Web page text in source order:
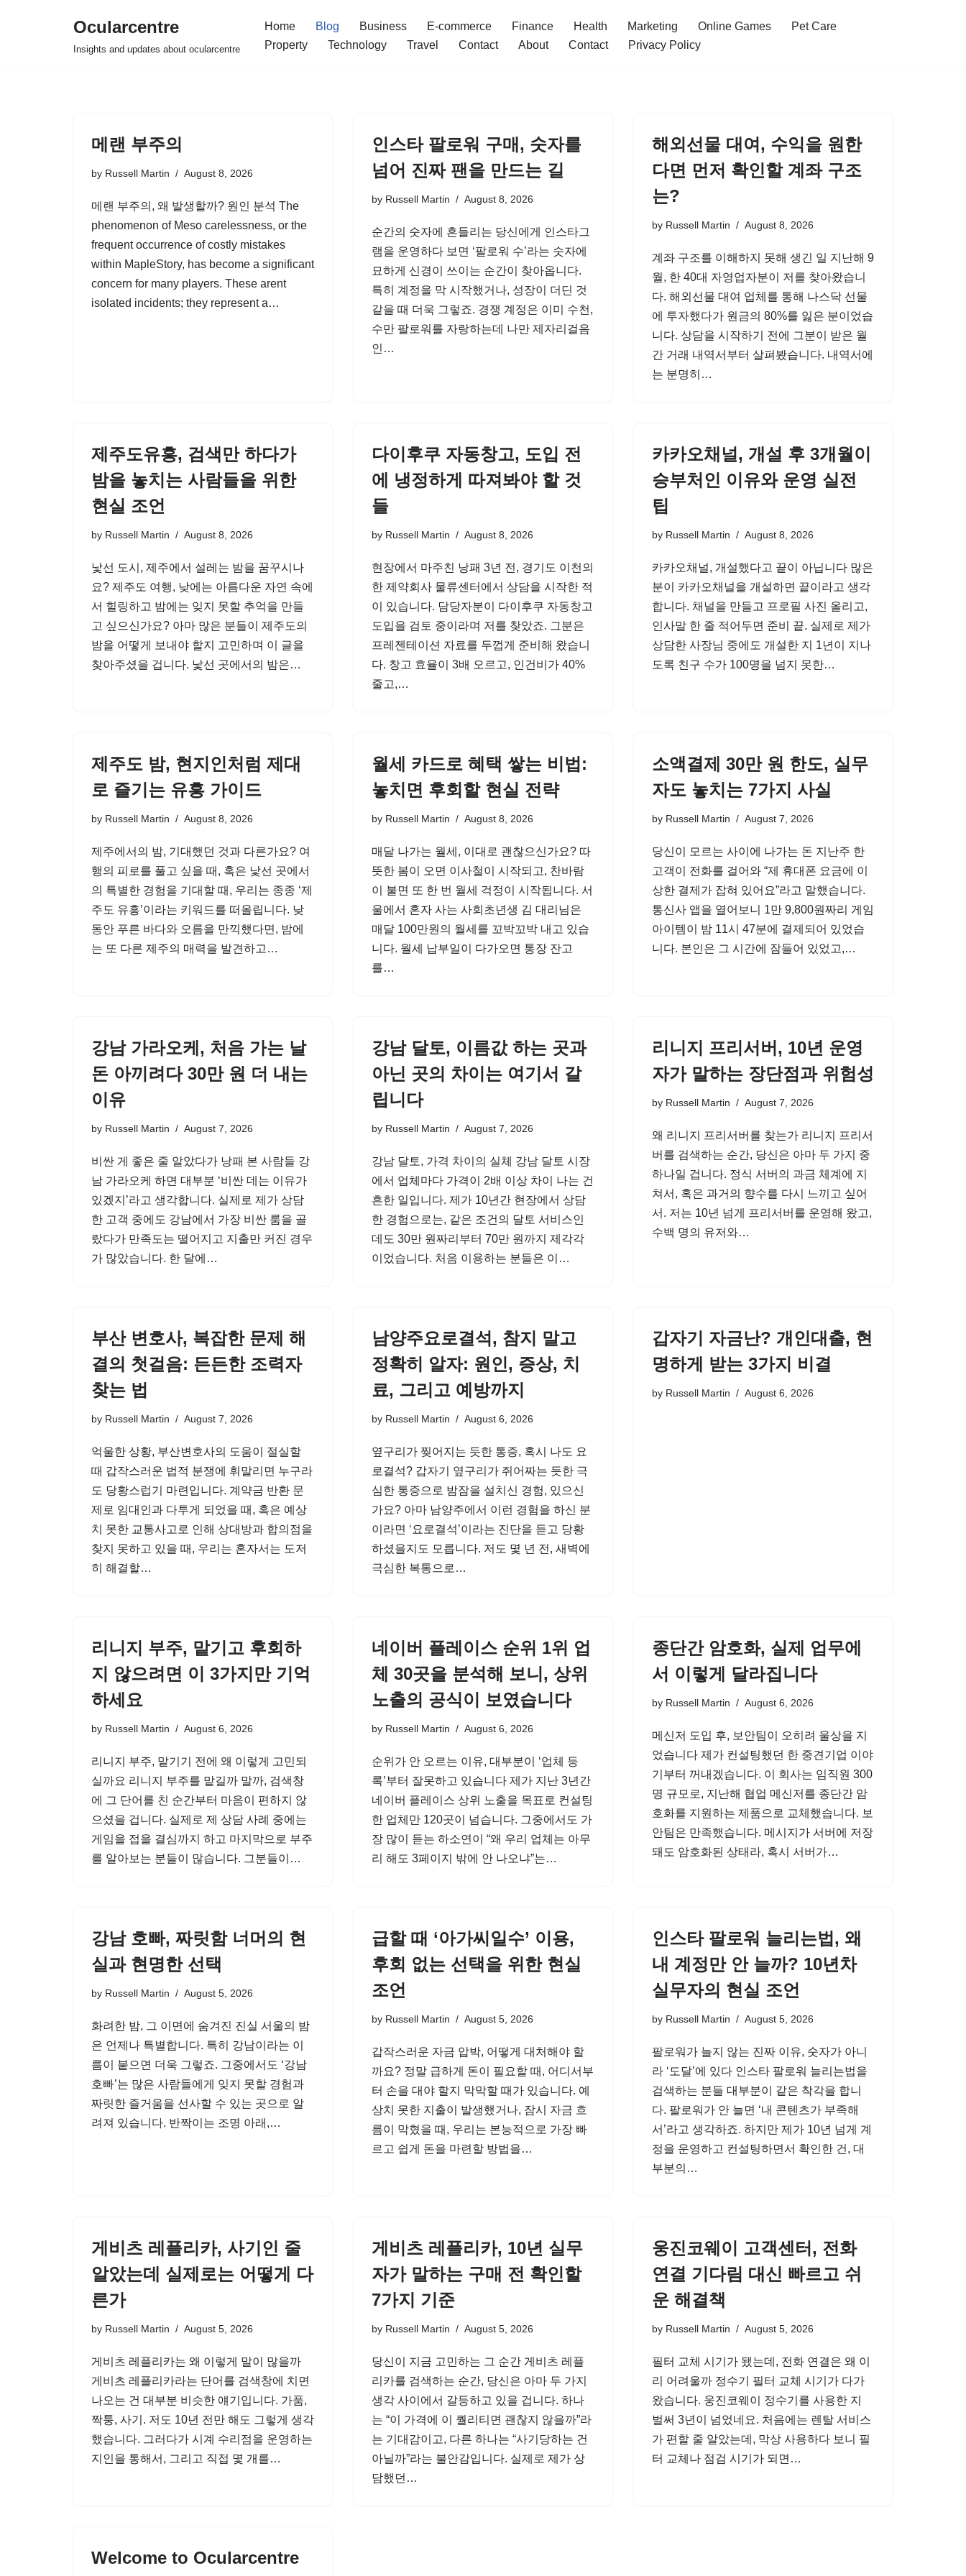
Ocularcentre
Insights and updates about ocularcentre
Home Blog Business E-commerce Finance Health Marketing Online Games
Pet Care
Property
Technology Travel Contact About Contact Privacy Policy
메랜 부주의
by Russell Martin August 8, 2026
메랜 부주의, 왜 발생할까? 원인 분석 The
phenomenon of Meso carelessness, or the
frequent occurrence of costly mistakes
within MapleStory, has become a significant
concern for many players. These arent
isolated incidents; they represent a…
인스타 팔로워 구매, 숫자를
넘어 진짜 팬을 만드는 길
by Russell Martin August 8, 2026
순간의 숫자에 흔들리는 당신에게 인스타그
램을 운영하다 보면 ‘팔로워 수’라는 숫자에
묘하게 신경이 쓰이는 순간이 찾아옵니다.
특히 계정을 막 시작했거나, 성장이 더딘 것
같을 때 더욱 그렇죠. 경쟁 계정은 이미 수천,
수만 팔로워를 자랑하는데 나만 제자리걸음
인…
해외선물 대여, 수익을 원한
다면 먼저 확인할 계좌 구조
는?
by Russell Martin August 8, 2026
계좌 구조를 이해하지 못해 생긴 일 지난해 9
월, 한 40대 자영업자분이 저를 찾아왔습니
다. 해외선물 대여 업체를 통해 나스닥 선물
에 투자했다가 원금의 80%를 잃은 분이었습
니다. 상담을 시작하기 전에 그분이 받은 월
간 거래 내역서부터 살펴봤습니다. 내역서에
는 분명히…
제주도유흥, 검색만 하다가
밤을 놓치는 사람들을 위한
현실 조언
by Russell Martin August 8, 2026
낯선 도시, 제주에서 설레는 밤을 꿈꾸시나
요? 제주도 여행, 낮에는 아름다운 자연 속에
서 힐링하고 밤에는 잊지 못할 추억을 만들
고 싶으신가요? 아마 많은 분들이 제주도의
밤을 어떻게 보내야 할지 고민하며 이 글을
찾아주셨을 겁니다. 낯선 곳에서의 밤은…
다이후쿠 자동창고, 도입 전
에 냉정하게 따져봐야 할 것
들
by Russell Martin August 8, 2026
현장에서 마주친 낭패 3년 전, 경기도 이천의
한 제약회사 물류센터에서 상담을 시작한 적
이 있습니다. 담당자분이 다이후쿠 자동창고
도입을 검토 중이라며 저를 찾았죠. 그분은
프레젠테이션 자료를 두껍게 준비해 왔습니
다. 창고 효율이 3배 오르고, 인건비가 40%
줄고,…
카카오채널, 개설 후 3개월이
승부처인 이유와 운영 실전
팁
by Russell Martin August 8, 2026
카카오채널, 개설했다고 끝이 아닙니다 많은
분이 카카오채널을 개설하면 끝이라고 생각
합니다. 채널을 만들고 프로필 사진 올리고,
인사말 한 줄 적어두면 준비 끝. 실제로 제가
상담한 사장님 중에도 개설한 지 1년이 지나
도록 친구 수가 100명을 넘지 못한…
제주도 밤, 현지인처럼 제대
로 즐기는 유흥 가이드
by Russell Martin August 8, 2026
제주에서의 밤, 기대했던 것과 다른가요? 여
행의 피로를 풀고 싶을 때, 혹은 낯선 곳에서
의 특별한 경험을 기대할 때, 우리는 종종 ‘제
주도 유흥’이라는 키워드를 떠올립니다. 낮
동안 푸른 바다와 오름을 만끽했다면, 밤에
는 또 다른 제주의 매력을 발견하고…
월세 카드로 혜택 쌓는 비법:
놓치면 후회할 현실 전략
by Russell Martin August 8, 2026
매달 나가는 월세, 이대로 괜찮으신가요? 따
뜻한 봄이 오면 이사철이 시작되고, 찬바람
이 불면 또 한 번 월세 걱정이 시작됩니다. 서
울에서 혼자 사는 사회초년생 김 대리님은
매달 100만원의 월세를 꼬박꼬박 내고 있습
니다. 월세 납부일이 다가오면 통장 잔고
를…
소액결제 30만 원 한도, 실무
자도 놓치는 7가지 사실
by Russell Martin August 7, 2026
당신이 모르는 사이에 나가는 돈 지난주 한
고객이 전화를 걸어와 “제 휴대폰 요금에 이
상한 결제가 잡혀 있어요”라고 말했습니다.
통신사 앱을 열어보니 1만 9,800원짜리 게임
아이템이 밤 11시 47분에 결제되어 있었습
니다. 본인은 그 시간에 잠들어 있었고,…
강남 가라오케, 처음 가는 날
돈 아끼려다 30만 원 더 내는
이유
by Russell Martin August 7, 2026
비싼 게 좋은 줄 알았다가 낭패 본 사람들 강
남 가라오케 하면 대부분 ‘비싼 데는 이유가
있겠지’라고 생각합니다. 실제로 제가 상담
한 고객 중에도 강남에서 가장 비싼 룸을 골
랐다가 만족도는 떨어지고 지출만 커진 경우
가 많았습니다. 한 달에…
강남 달토, 이름값 하는 곳과
아닌 곳의 차이는 여기서 갈
립니다
by Russell Martin August 7, 2026
강남 달토, 가격 차이의 실체 강남 달토 시장
에서 업체마다 가격이 2배 이상 차이 나는 건
흔한 일입니다. 제가 10년간 현장에서 상담
한 경험으로는, 같은 조건의 달토 서비스인
데도 30만 원짜리부터 70만 원까지 제각각
이었습니다. 처음 이용하는 분들은 이…
리니지 프리서버, 10년 운영
자가 말하는 장단점과 위험성
by Russell Martin August 7, 2026
왜 리니지 프리서버를 찾는가 리니지 프리서
버를 검색하는 순간, 당신은 아마 두 가지 중
하나일 겁니다. 정식 서버의 과금 체계에 지
쳐서, 혹은 과거의 향수를 다시 느끼고 싶어
서. 저는 10년 넘게 프리서버를 운영해 왔고,
수백 명의 유저와…
부산 변호사, 복잡한 문제 해
결의 첫걸음: 든든한 조력자
찾는 법
by Russell Martin August 7, 2026
억울한 상황, 부산변호사의 도움이 절실할
때 갑작스러운 법적 분쟁에 휘말리면 누구라
도 당황스럽기 마련입니다. 계약금 반환 문
제로 임대인과 다투게 되었을 때, 혹은 예상
치 못한 교통사고로 인해 상대방과 합의점을
찾지 못하고 있을 때, 우리는 혼자서는 도저
히 해결할…
남양주요로결석, 참지 말고
정확히 알자: 원인, 증상, 치
료, 그리고 예방까지
by Russell Martin August 6, 2026
옆구리가 찢어지는 듯한 통증, 혹시 나도 요
로결석? 갑자기 옆구리가 쥐어짜는 듯한 극
심한 통증으로 밤잠을 설치신 경험, 있으신
가요? 아마 남양주에서 이런 경험을 하신 분
이라면 ‘요로결석’이라는 진단을 듣고 당황
하셨을지도 모릅니다. 저도 몇 년 전, 새벽에
극심한 복통으로…
갑자기 자금난? 개인대출, 현
명하게 받는 3가지 비결
by Russell Martin August 6, 2026
리니지 부주, 맡기고 후회하
지 않으려면 이 3가지만 기억
하세요
by Russell Martin August 6, 2026
리니지 부주, 맡기기 전에 왜 이렇게 고민되
실까요 리니지 부주를 맡길까 말까, 검색창
에 그 단어를 친 순간부터 마음이 편하지 않
으셨을 겁니다. 실제로 제 상담 사례 중에는
게임을 접을 결심까지 하고 마지막으로 부주
를 알아보는 분들이 많습니다. 그분들이…
네이버 플레이스 순위 1위 업
체 30곳을 분석해 보니, 상위
노출의 공식이 보였습니다
by Russell Martin August 6, 2026
순위가 안 오르는 이유, 대부분이 ‘업체 등
록’부터 잘못하고 있습니다 제가 지난 3년간
네이버 플레이스 상위 노출을 목표로 컨설팅
한 업체만 120곳이 넘습니다. 그중에서도 가
장 많이 듣는 하소연이 “왜 우리 업체는 아무
리 해도 3페이지 밖에 안 나오냐”는…
종단간 암호화, 실제 업무에
서 이렇게 달라집니다
by Russell Martin August 6, 2026
메신저 도입 후, 보안팀이 오히려 울상을 지
었습니다 제가 컨설팅했던 한 중견기업 이야
기부터 꺼내겠습니다. 이 회사는 임직원 300
명 규모로, 지난해 협업 메신저를 종단간 암
호화를 지원하는 제품으로 교체했습니다. 보
안팀은 만족했습니다. 메시지가 서버에 저장
돼도 암호화된 상태라, 혹시 서버가…
강남 호빠, 짜릿함 너머의 현
실과 현명한 선택
by Russell Martin August 5, 2026
화려한 밤, 그 이면에 숨겨진 진실 서울의 밤
은 언제나 특별합니다. 특히 강남이라는 이
름이 붙으면 더욱 그렇죠. 그중에서도 ‘강남
호빠’는 많은 사람들에게 잊지 못할 경험과
짜릿한 즐거움을 선사할 수 있는 곳으로 알
려져 있습니다. 반짝이는 조명 아래,…
급할 때 ‘아가씨일수’ 이용,
후회 없는 선택을 위한 현실
조언
by Russell Martin August 5, 2026
갑작스러운 자금 압박, 어떻게 대처해야 할
까요? 정말 급하게 돈이 필요할 때, 어디서부
터 손을 대야 할지 막막할 때가 있습니다. 예
상치 못한 지출이 발생했거나, 잠시 자금 흐
름이 막혔을 때, 우리는 본능적으로 가장 빠
르고 쉽게 돈을 마련할 방법을…
인스타 팔로워 늘리는법, 왜
내 계정만 안 늘까? 10년차
실무자의 현실 조언
by Russell Martin August 5, 2026
팔로워가 늘지 않는 진짜 이유, 숫자가 아니
라 ‘도달’에 있다 인스타 팔로워 늘리는법을
검색하는 분들 대부분이 같은 착각을 합니
다. 팔로워가 안 늘면 ‘내 콘텐츠가 부족해
서’라고 생각하죠. 하지만 제가 10년 넘게 계
정을 운영하고 컨설팅하면서 확인한 건, 대
부분의…
게비츠 레플리카, 사기인 줄
알았는데 실제로는 어떻게 다
른가
by Russell Martin August 5, 2026
게비츠 레플리카는 왜 이렇게 말이 많을까
게비츠 레플리카라는 단어를 검색창에 치면
나오는 건 대부분 비슷한 얘기입니다. 가품,
짝퉁, 사기. 저도 10년 전만 해도 그렇게 생각
했습니다. 그러다가 시계 수리점을 운영하는
지인을 통해서, 그리고 직접 몇 개를…
게비츠 레플리카, 10년 실무
자가 말하는 구매 전 확인할
7가지 기준
by Russell Martin August 5, 2026
당신이 지금 고민하는 그 순간 게비츠 레플
리카를 검색하는 순간, 당신은 아마 두 가지
생각 사이에서 갈등하고 있을 겁니다. 하나
는 “이 가격에 이 퀄리티면 괜찮지 않을까”라
는 기대감이고, 다른 하나는 “사기당하는 건
아닐까”라는 불안감입니다. 실제로 제가 상
담했던…
웅진코웨이 고객센터, 전화
연결 기다림 대신 빠르고 쉬
운 해결책
by Russell Martin August 5, 2026
필터 교체 시기가 됐는데, 전화 연결은 왜 이
리 어려울까 정수기 필터 교체 시기가 다가
왔습니다. 웅진코웨이 정수기를 사용한 지
벌써 3년이 넘었네요. 처음에는 렌탈 서비스
가 편할 줄 알았는데, 막상 사용하다 보니 필
터 교체나 점검 시기가 되면…
Welcome to Ocularcentre